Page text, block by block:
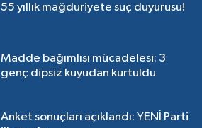
55 yıllık mağduriyete suç duyurusu!
Madde bağımlısı mücadelesi: 3
genç dipsiz kuyudan kurtuldu
Anket sonuçları açıklandı: YENİ Parti